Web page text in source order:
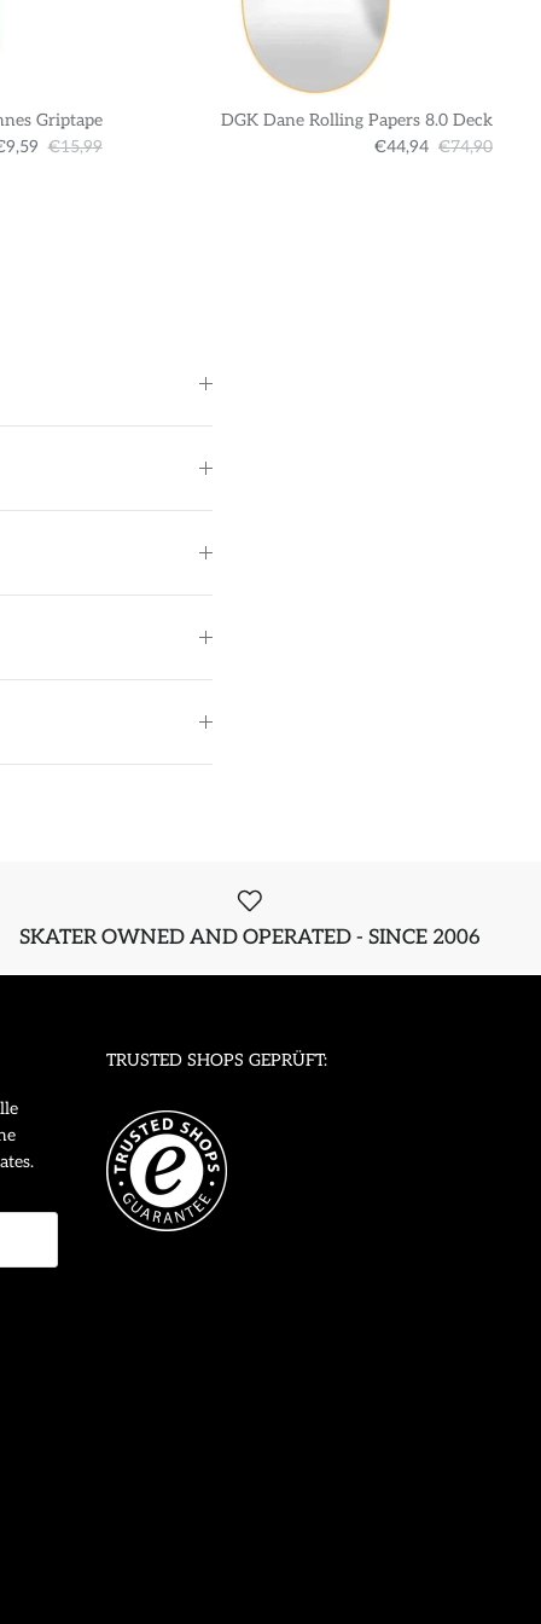
Griptape
€15,99
DGK Dane Rolling Papers 8.0 Deck
€44,94 €74,90
SKATER OWNED AND OPERATED - SINCE 2006
TRUSTED SHOPS GEPRÜFT: